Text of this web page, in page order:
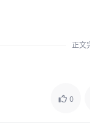
正文
0